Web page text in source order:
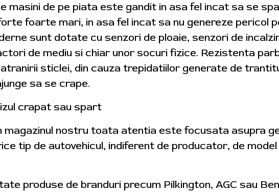
masini de pe piata este gandit in asa fel incat sa se
foarte mari, in asa fel incat sa nu genereze pericol
sunt dotate cu senzori de ploaie, senzori de
de mediu si chiar unor socuri fizice. Rezistenta
sticlei, din cauza trepidatiilor generate de
sa se crape.
crapat sau spart
magazinul nostru toata atentia este focusata asupra
tip de autovehicul, indiferent de producator, de model
produse de branduri precum Pilkington, AGC sau